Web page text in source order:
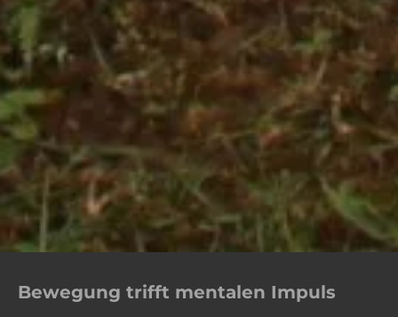
Bewegung trifft mentalen Impuls